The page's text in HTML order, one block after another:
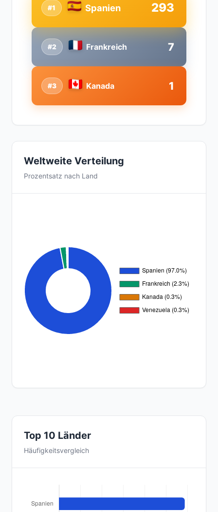
#2 Frankreich 7
#1 Spanien 293
#3 Kanada 1
Weltweite Verteilung
Prozentsatz nach Land
Top 10 Länder
Häufigkeitsvergleich